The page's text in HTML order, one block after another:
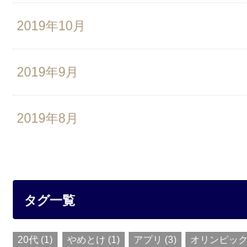
2019年10月
2019年9月
2019年8月
タグ一覧
20代 (1) やめとけ (1) アプリ (3) オリンピック